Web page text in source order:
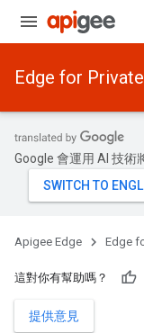
Edge for
Google 會運用 AI 技術
Apigee Edge Edge
這對你有幫助嗎？
提供意見